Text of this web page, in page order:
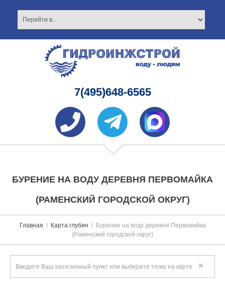
7(495)648-6565
БУРЕНИЕ НА ВОДУ ДЕРЕВНЯ ПЕРВОМАЙКА
(РАМЕНСКИЙ ГОРОДСКОЙ ОКРУГ)
Главная Карта глубин
Бурение на воду деревня Первомайка
(Раменский городской округ)